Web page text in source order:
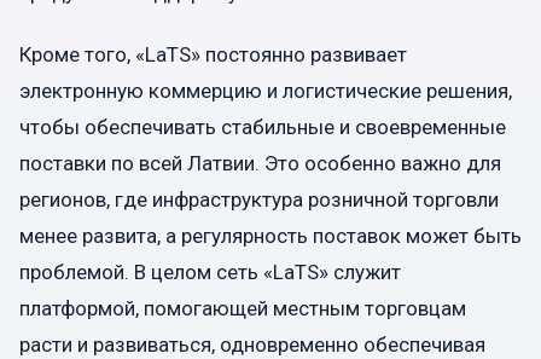
Кроме того, «LaTS» постоянно развивает
электронную коммерцию и логистические решения,
чтобы обеспечивать стабильные и своевременные
поставки по всей Латвии. Это особенно важно для
регионов, где инфраструктура розничной торговли
менее развита, а регулярность поставок может быть
проблемой. В целом сеть «LaTS» служит
платформой, помогающей местным торговцам
расти и развиваться, одновременно обеспечивая